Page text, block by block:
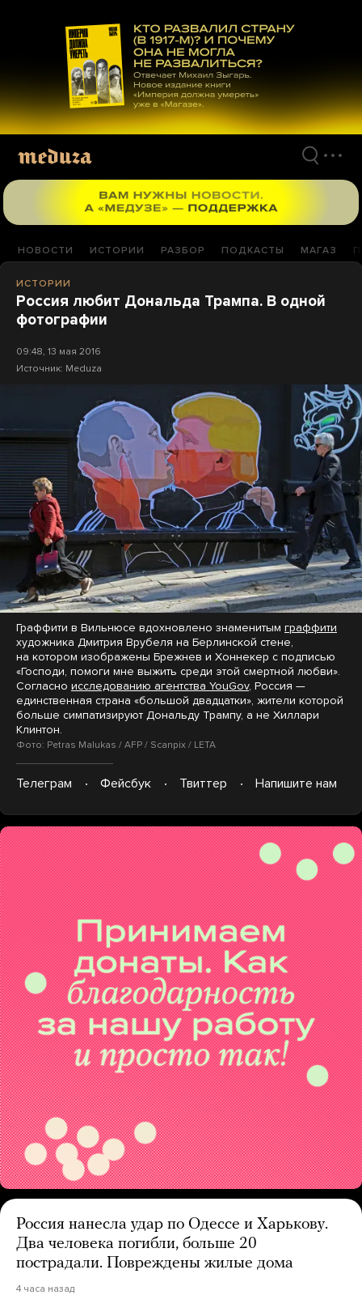
материалам
НОВОСТИ ИСТОРИИ РАЗБОР ПОДКАСТЫ МАГАЗ
ИСТОРИИ
Россия любит Дональда Трампа. В одной
фотографии
09:48, 13 мая 2016
Источник: Meduza
Граффити в Вильнюсе вдохновлено знаменитым граффити
художника Дмитрия Врубеля на Берлинской стене,
на котором изображены Брежнев и Хоннекер с подписью
«Господи, помоги мне выжить среди этой смертной любви».
Согласно исследованию агентства YouGov, Россия —
единственная страна «большой двадцатки», жители которой
больше симпатизируют Дональду Трампу, а не Хиллари
Клинтон.
Фото: Petras Malukas / AFP / Scanpix / LETA
Телеграм Фейсбук Твиттер Напишите нам
Россия нанесла удар по Одессе и Харькову.
Два человека погибли, больше 20
пострадали. Повреждены жилые дома
4 часа назад